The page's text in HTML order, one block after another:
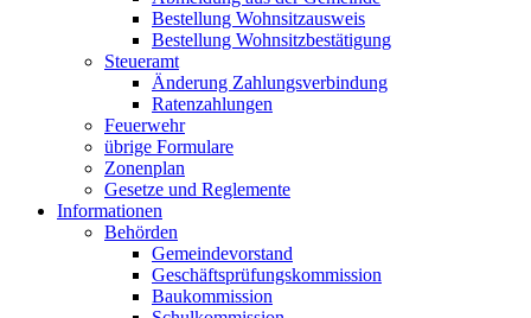
Bestellung Wohnsitzausweis
Bestellung Wohnsitzbestätigung
Steueramt
Änderung Zahlungsverbindung
Ratenzahlungen
Feuerwehr
übrige Formulare
Zonenplan
Gesetze und Reglemente
Informationen
Behörden
Gemeindevorstand
Geschäftsprüfungskommission
Baukommission